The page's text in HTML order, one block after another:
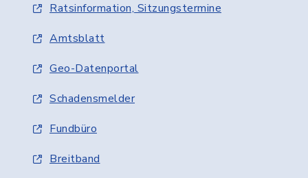
Ratsinformation, Sitzungstermine
Amtsblatt
Geo-Datenportal
Schadensmelder
Fundbüro
Breitband